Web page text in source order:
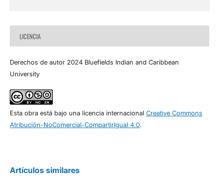
LICENCIA
Derechos de autor 2024 Bluefields Indian and Caribbean
University
Esta obra está bajo una licencia internacional Creative Commons
Atribución-NoComercial-CompartirIgual 4.0.
Artículos similares